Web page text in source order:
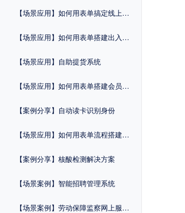
【场景应用】如何用表单搞定线上预约
【场景应用】如何用表单搭建出入管理系统
【场景应用】自助提货系统
【场景应用】如何用表单搭建会员管理系统？
【案例分享】自动读卡识别身份
【场景应用】如何用表单流程搭建维修申报系统？
【案例分享】核酸检测解决方案
【场景案例】智能招聘管理系统
【场景案例】劳动保障监察网上服务平台